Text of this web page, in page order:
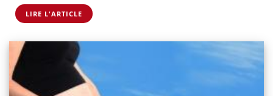
LIRE L'ARTICLE